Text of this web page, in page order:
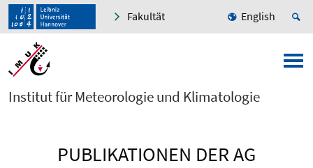
Fakultät English
Institut für Meteorologie und Klimatologie
PUBLIKATIONEN DER AG